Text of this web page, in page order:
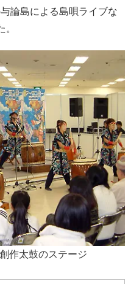
論島による島唄ライブな
作太鼓のステージ